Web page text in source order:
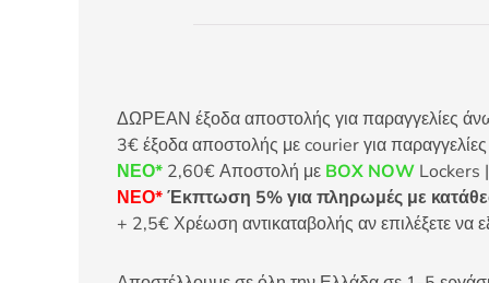
ΔΩΡΕΑΝ έξοδα αποστολής για παραγγελίες
3€ έξοδα αποστολής με courier για
ΝΕΟ* 2,60€ Αποστολή με BOX NOW Lockers
ΝΕΟ*Έκπτωση 5% για πληρωμές με
+ 2,5€ Χρέωση αντικαταβολής αν επιλέξετε να